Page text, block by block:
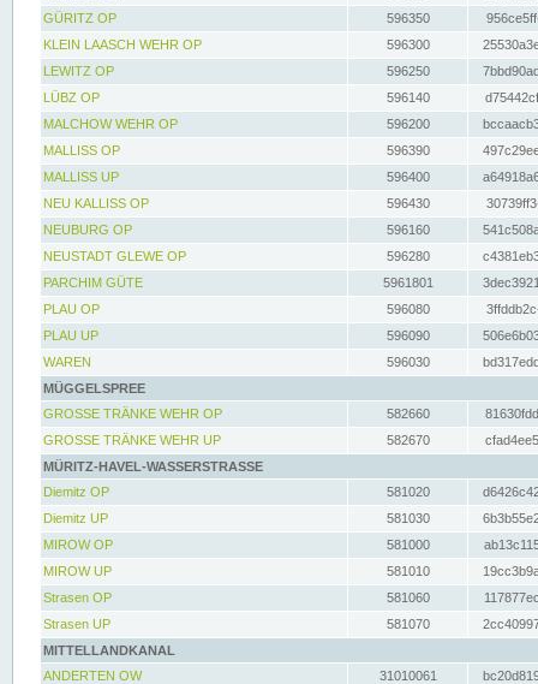
GÜRITZ OP
596350
KLEIN LAASCH WEHR OP
596300
LEWITZ OP
596250
LÜBZ OP
596140
MALCHOW WEHR OP
596200
MALLISS OP
596390
MALLISS UP
596400
NEU KALLISS OP
596430
NEUBURG OP
596160
NEUSTADT GLEWE OP
596280
PARCHIM GÜTE
5961801
PLAU OP
596080
PLAU UP
596090
WAREN
596030
MÜGGELSPREE
GROSSE TRÄNKE WEHR OP
582660
GROSSE TRÄNKE WEHR UP
582670
MÜRITZ-HAVEL-WASSERSTRASSE
Diemitz OP
581020
Diemitz UP
581030
MIROW OP
581000
MIROW UP
581010
Strasen OP
581060
Strasen UP
581070
MITTELLANDKANAL
ANDERTEN OW
31010061